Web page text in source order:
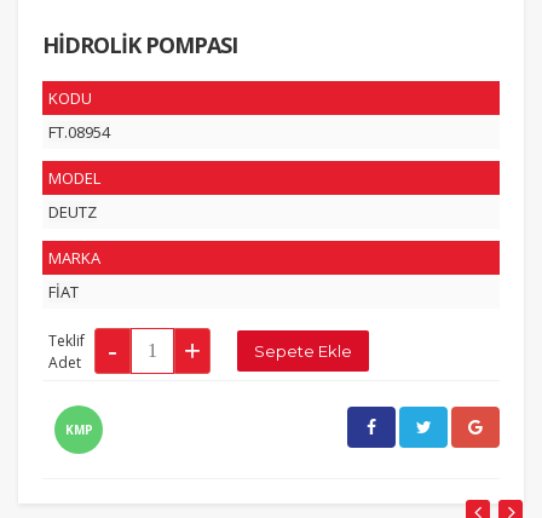
HİDROLİK POMPASI
KODU
FT.08954
MODEL
DEUTZ
MARKA
FİAT
Teklif
Adet
KMP